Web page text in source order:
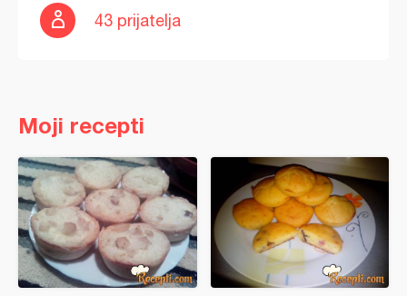
43 prijatelja
Moji recepti